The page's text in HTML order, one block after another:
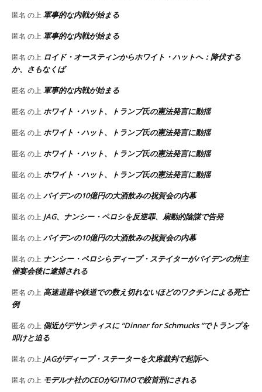
匿名 の上 軍事的な内戦が始まる
匿名 の上 軍事的な内戦が始まる
匿名 の上 ロイド・オースティンからホワイト・ハットへ：降伏する
か、さもなくば
匿名 の上 軍事的な内戦が始まる
匿名 の上 ホワイト・ハット、トランプ氏の憲法発言に動揺
匿名 の上 ホワイト・ハット、トランプ氏の憲法発言に動揺
匿名 の上 ホワイト・ハット、トランプ氏の憲法発言に動揺
匿名 の上 ホワイト・ハット、トランプ氏の憲法発言に動揺
匿名 の上 バイデンの10億円の大酒飲みの祝賀会の内幕
匿名 の上 JAG、ナンシー・ペロシを反逆罪、扇動的陰謀で告発
匿名 の上 バイデンの10億円の大酒飲みの祝賀会の内幕
匿名 の上 ナンシー・ペロシらディープ・ステイターがバイデンの州主
催宴会後に逮捕される
匿名 の上 高速道路や鉄道での数え切れないほどのワクチンによる死亡
例
匿名 の上 側近がデサンティスに “Dinner for Schmucks “でトランプを
叩けと迫る
匿名 の上 JAGがディープ・ステーターを欠席裁判で起訴へ
匿名 の上 モデルナ社のCEOがGITMOで絞首刑にされる